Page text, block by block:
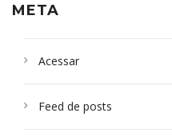
META
Acessar
Feed de posts